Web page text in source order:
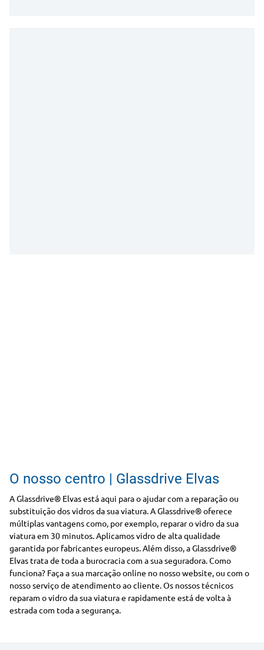
O nosso centro | Glassdrive Elvas
A Glassdrive® Elvas está aqui para o ajudar com a reparação ou
substituição dos vidros da sua viatura. A Glassdrive® oferece
múltiplas vantagens como, por exemplo, reparar o vidro da sua
viatura em 30 minutos. Aplicamos vidro de alta qualidade
garantida por fabricantes europeus. Além disso, a Glassdrive®
Elvas trata de toda a burocracia com a sua seguradora. Como
funciona? Faça a sua marcação online no nosso website, ou com o
nosso serviço de atendimento ao cliente. Os nossos técnicos
reparam o vidro da sua viatura e rapidamente está de volta à
estrada com toda a segurança.